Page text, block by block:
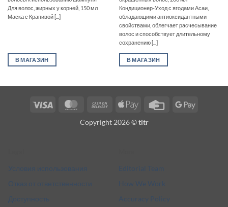
Для волос, жирных у корней, 150 мл
Маска с Крапивой [...]
В МАГАЗИН
Кондиционер-Уход с ягодами Асаи,
обладающими антиоксидантными
свойствами, облегчает расчесывание
волос и способствует длительному
сохранению [...]
В МАГАЗИН
Visa MasterCardCash
Delivery
Apple
Credit
Google
Copyright 2026 ©titr
Условия использования
Отказ от ответственности
Доступность
Editorial Team
How We Work
Accuracy Policy